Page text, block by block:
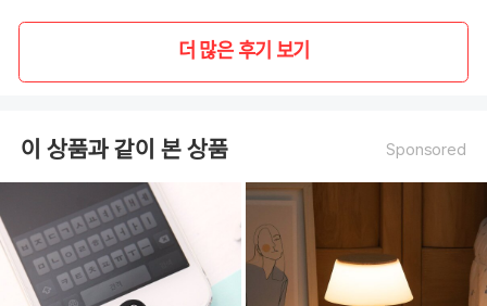
샴페인골드
더 많은 후기 보기
이 상품과 같이 본 상품 Sponsored